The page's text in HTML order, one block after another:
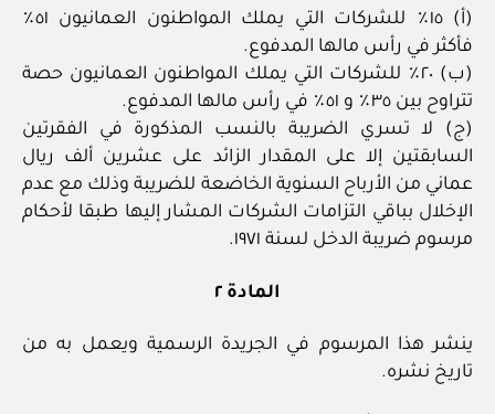
(أ) ١٥٪ للشركات التي يملك المواطنون العمانيون ٥١٪
فأكثر في رأس مالها المدفوع.
(ب) ٢٠٪ للشركات التي يملك المواطنون العمانيون حصة
تتراوح بين ٣٥٪ و ٥١٪ في رأس مالها المدفوع.
(ج) لا تسري الضريبة بالنسب المذكورة في الفقرتين
السابقتين إلا على المقدار الزائد على عشرين ألف ريال
عماني من الأرباح السنوية الخاضعة للضريبة وذلك مع عدم
الإخلال بباقي التزامات الشركات المشار إليها طبقا لأحكام
مرسوم ضريبة الدخل لسنة ١٩٧١.
المادة ٢
ينشر هذا المرسوم في الجريدة الرسمية ويعمل به من
تاريخ نشره.